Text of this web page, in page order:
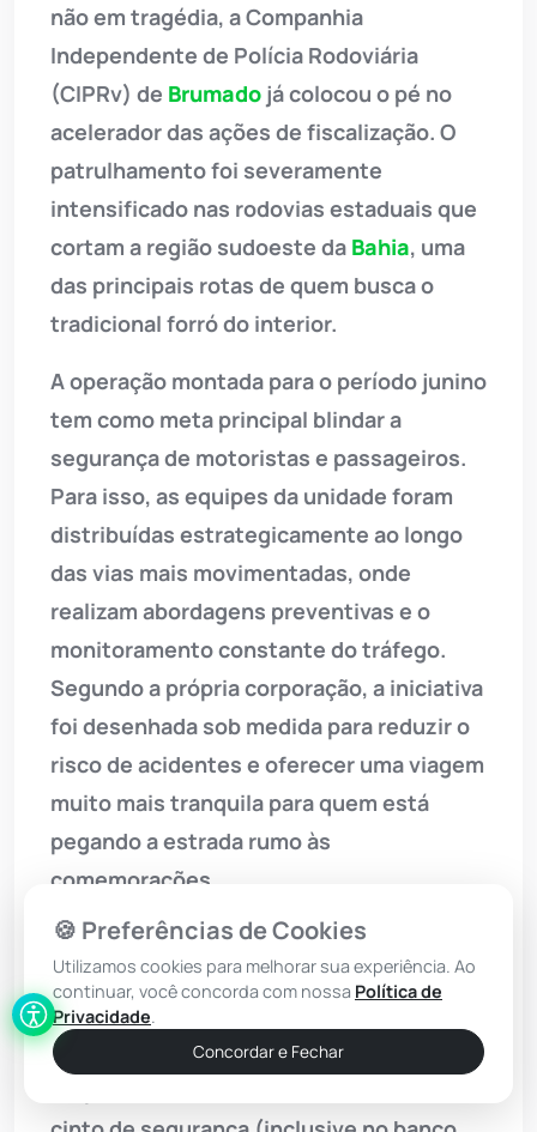
não em tragédia, a Companhia
Independente de Polícia Rodoviária
(CIPRv) de Brumado já colocou o pé no
acelerador das ações de fiscalização. O
patrulhamento foi severamente
intensificado nas rodovias estaduais que
cortam a região sudoeste da Bahia, uma
das principais rotas de quem busca o
tradicional forró do interior.
A operação montada para o período junino
tem como meta principal blindar a
segurança de motoristas e passageiros.
Para isso, as equipes da unidade foram
distribuídas estrategicamente ao longo
das vias mais movimentadas, onde
realizam abordagens preventivas e o
monitoramento constante do tráfego.
Segundo a própria corporação, a iniciativa
foi desenhada sob medida para reduzir o
risco de acidentes e oferecer uma viagem
muito mais tranquila para quem está
pegando a estrada rumo às
comemorações.
Mais do que apenas fiscalizar, a polícia
quer conscientizar. A CIPRv faz um apelo
direto aos condutores para que adotem
uma postura defensiva ao volante:
🍪 Preferências de Cookies
Utilizamos cookies para melhorar sua experiência. Ao
continuar, você concorda com nossa Política de
Privacidade.
Concordar e Fechar